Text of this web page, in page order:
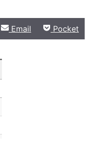
Share
on
Email
Share
on
Pocket